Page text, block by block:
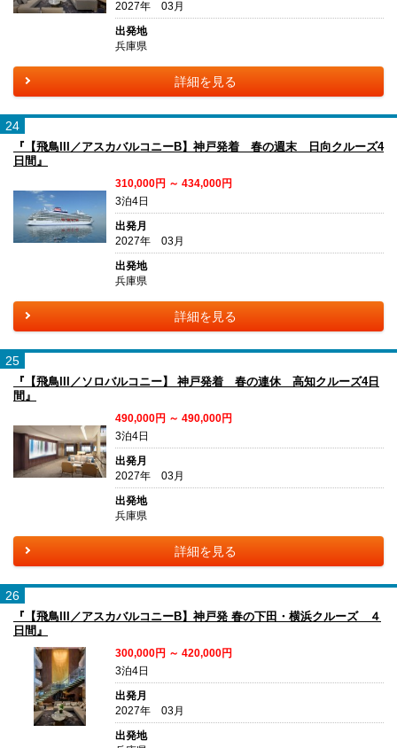
2027年 03月
出発地
兵庫県
詳細を見る
24
『【飛鳥III／アスカバルコニーB】神戸発着 春の週末 日向クルーズ4
日間』
310,000円 ～ 434,000円
3泊4日
出発月
2027年 03月
出発地
兵庫県
詳細を見る
25
『【飛鳥III／ソロバルコニー】 神戸発着 春の連休 高知クルーズ4日
間』
490,000円 ～ 490,000円
3泊4日
出発月
2027年 03月
出発地
兵庫県
詳細を見る
26
『【飛鳥III／アスカバルコニーB】神戸発 春の下田・横浜クルーズ ４
日間』
300,000円 ～ 420,000円
3泊4日
出発月
2027年 03月
出発地